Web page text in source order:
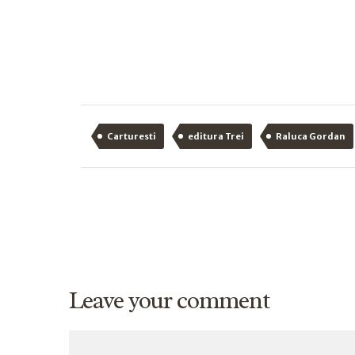
Carturesti editura Trei Raluca Gordan
Leave your comment